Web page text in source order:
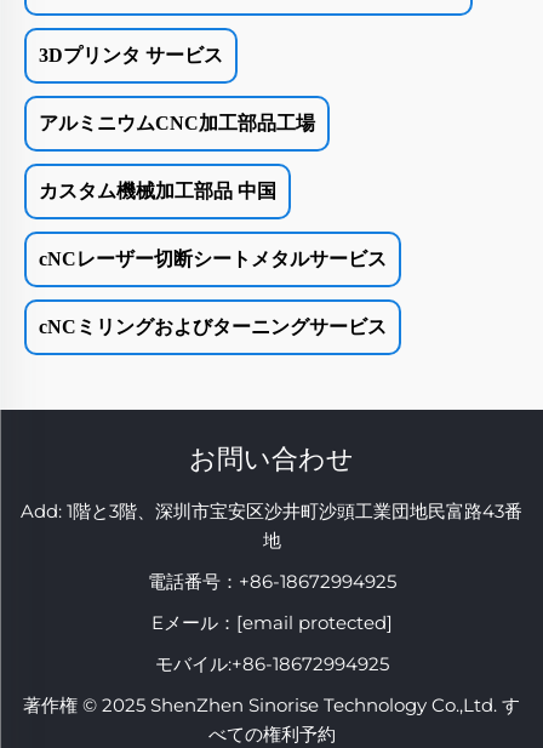
3Dプリンタ サービス
アルミニウムCNC加工部品工場
カスタム機械加工部品 中国
cNCレーザー切断シートメタルサービス
cNCミリングおよびターニングサービス
お問い合わせ
Add: 1階と3階、深圳市宝安区沙井町沙頭工業団地民富路43番
地
電話番号： +86-18672994925
Eメール： [email protected]
モバイル:+86-18672994925
著作権 © 2025 ShenZhen Sinorise Technology Co.,Ltd. す
べての権利予約